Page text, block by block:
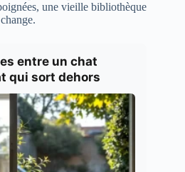
une vieille bibliothèque
entre un chat
qui sort dehors